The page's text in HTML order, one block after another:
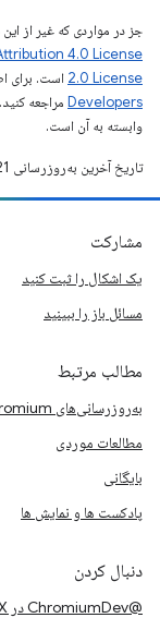
جز در مواردی که غیر از
4.0 License
2.0 License است. برای
Developers‏
وابسته به آن است.
تاریخ آخرین به‌روزرسانی 2021-08-17 به‌وقت ساعت هماهنگ جهانی.
مشارکت
یک اشکال را ثبت کنید
مسائل باز را ببینید
مطالب مرتبط
به‌روزرسانی‌های Chromium
مطالعات موردی
بایگانی
پادکست ها و نمایش ها
دنبال کردن
@ChromiumDev در X